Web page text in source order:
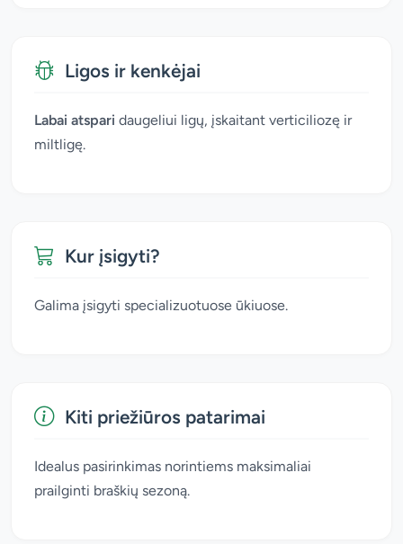
Ligos ir kenkėjai
Labai atspari daugeliui ligų, įskaitant verticiliozę ir
miltligę.
Kur įsigyti?
Galima įsigyti specializuotuose ūkiuose.
Kiti priežiūros patarimai
Idealus pasirinkimas norintiems maksimaliai
prailginti braškių sezoną.